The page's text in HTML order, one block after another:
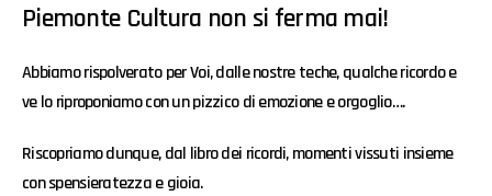
Piemonte Cultura non si ferma mai!
Abbiamo rispolverato per Voi, dalle nostre teche, qualche ricordo e
ve lo riproponiamo con un pizzico di emozione e orgoglio….
Riscopriamo dunque, dal libro dei ricordi, momenti vissuti insieme
con spensieratezza e gioia.